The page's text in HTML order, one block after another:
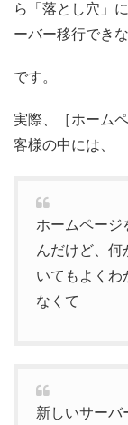
ら「落とし穴」
ーバー移行でき
です。
実際、［ホーム
客様の中には、
ホームページ
んだけど、何
いてもよくわ
なくて
新しいサーバ